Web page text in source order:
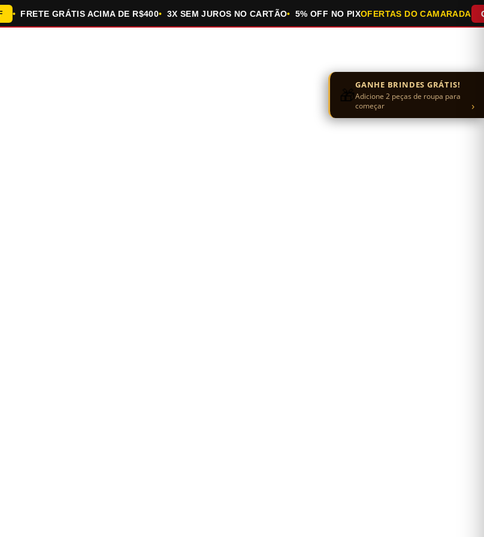
FRETE GRÁTIS ACIMA DE R$400 3X SEM JUROS NO CARTÃO 5% OFF NO PIXOFERTAS DO CAMARADA
🎁GANHE BRINDES GRÁTIS!
Adicione 2 peças de roupa para
começar
›